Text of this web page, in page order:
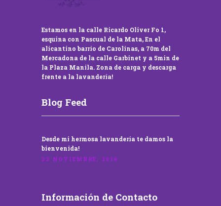
Estamos en la calle Ricardo Oliver Fo 1,
esquina con Pascual de la Mata, En el
alicantino barrio de Carolinas, a 70m del
Mercadona de la calle Garbinet y a 5min de
la Plaza Manila. Zona de carga y descarga
frente a la lavandería!
Blog Feed
Desde mi hermosa lavandería te damos la
bienvenida!
22 NOVIEMBRE, 2016
Información de Contacto